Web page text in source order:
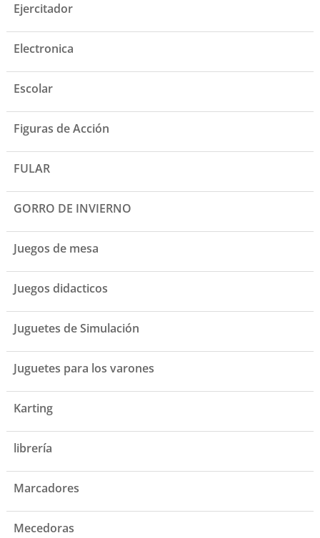
Ejercitador
Electronica
Escolar
Figuras de Acción
FULAR
GORRO DE INVIERNO
Juegos de mesa
Juegos didacticos
Juguetes de Simulación
Juguetes para los varones
Karting
librería
Marcadores
Mecedoras